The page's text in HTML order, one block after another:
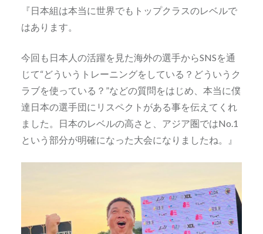
『日本組は本当に世界でもトップクラスのレベルで
はあります。
今回も日本人の活躍を見た海外の選手からSNSを通
じて“どういうトレーニングをしている？どういうク
ラブを使っている？”などの質問をはじめ、本当に僕
達日本の選手団にリスペクトがある事を伝えてくれ
ました。日本のレベルの高さと、アジア圏ではNo.1
という部分が明確になった大会になりましたね。』